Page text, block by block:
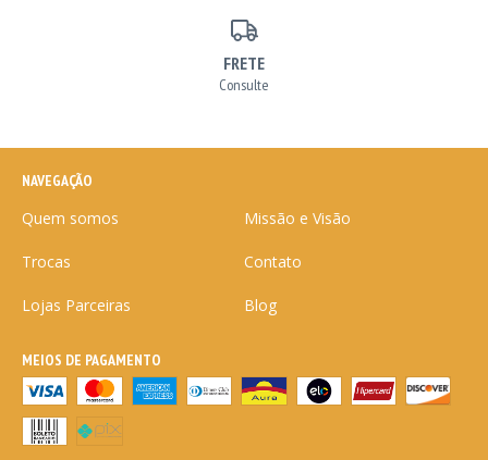
FRETE
Consulte
NAVEGAÇÃO
Quem somos Missão e Visão
Trocas Contato
Lojas Parceiras Blog
MEIOS DE PAGAMENTO